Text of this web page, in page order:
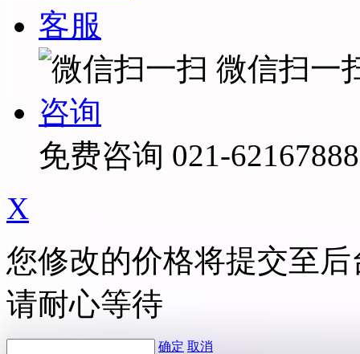
客服
微信扫一
咨询
免费咨询 021-62167888
X
您修改的价格将提交至
请耐心等待
确定 取消